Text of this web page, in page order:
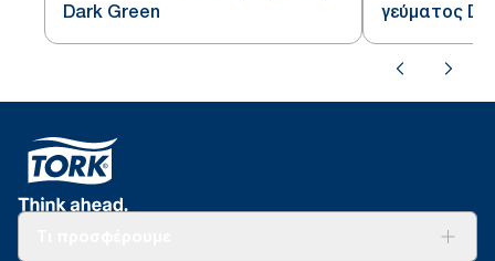
Dark Green
γεύματος